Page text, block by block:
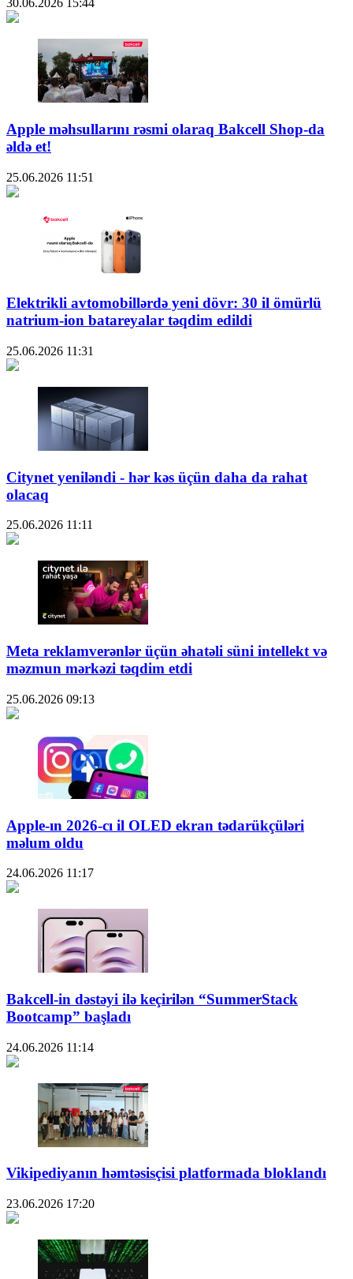
30.06.2026 15:44
Apple məhsullarını rəsmi olaraq Bakcell Shop-da
əldə et!
25.06.2026 11:51
Elektrikli avtomobillərdə yeni dövr: 30 il ömürlü
natrium-ion batareyalar təqdim edildi
25.06.2026 11:31
Citynet yeniləndi - hər kəs üçün daha da rahat
olacaq
25.06.2026 11:11
Meta reklamverənlər üçün əhatəli süni intellekt və
məzmun mərkəzi təqdim etdi
25.06.2026 09:13
Apple-ın 2026-cı il OLED ekran tədarükçüləri
məlum oldu
24.06.2026 11:17
Bakcell-in dəstəyi ilə keçirilən “SummerStack
Bootcamp” başladı
24.06.2026 11:14
Vikipediyanın həmtəsisçisi platformada bloklandı
23.06.2026 17:20